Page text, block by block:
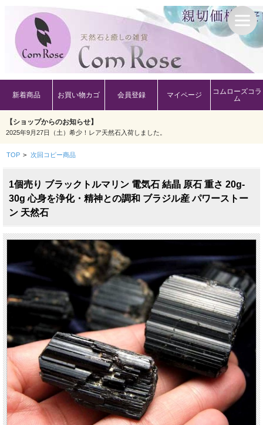
新着商品 お買い物カゴ 会員登録 マイページ
コムローズコラ
ム
【ショップからのお知らせ】
2025年9月27日（土）希少！レア天然石入荷しました。
TOP > 次回コピー商品
1個売り ブラックトルマリン 電気石 結晶 原石 重さ 20g-
30g 心身を浄化・精神との調和 ブラジル産 パワーストー
ン 天然石